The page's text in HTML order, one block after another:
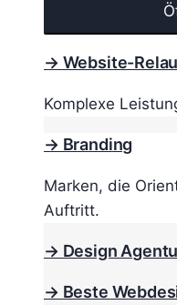
→ Website-
Komplexe
→ Branding
Marken, die
Auftritt.
→ Design
→ Beste